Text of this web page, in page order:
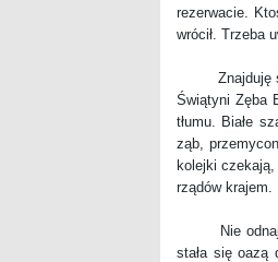
rezerwacie.
wrócił. Trzeba
Znajduję
Świątyni Zęba
tłumu. Białe
ząb,
kolejki czekają,
rządów krajem.
Nie
stała się oazą